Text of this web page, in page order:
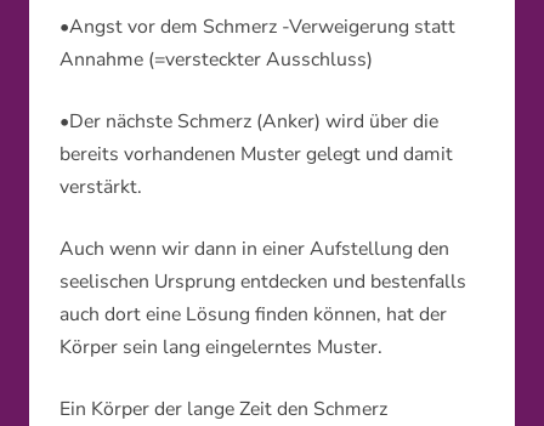
•Angst vor dem Schmerz -Verweigerung statt
Annahme (=versteckter Ausschluss)
•Der nächste Schmerz (Anker) wird über die
bereits vorhandenen Muster gelegt und damit
verstärkt.
Auch wenn wir dann in einer Aufstellung den
seelischen Ursprung entdecken und bestenfalls
auch dort eine Lösung finden können, hat der
Körper sein lang eingelerntes Muster.
Ein Körper der lange Zeit den Schmerz